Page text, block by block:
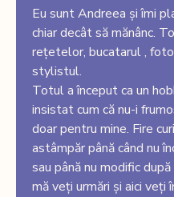
Eu sunt Andreea și îmi
chiar decât să mănânc.
rețetelor, bucatarul ,
stylistul.
Totul a început ca un
insistat cum că nu-i
doar pentru mine. Fire
astâmpăr până când nu
sau până nu modific
mă veți urmări și aici veți